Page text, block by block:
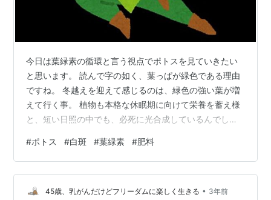
今日は葉緑素の循環と言う視点でポトスを見ていきたい
と思います。 読んで字の如く、葉っぱが緑色である理由
ですね。 冬越えを迎えて感じるのは、緑色の強い葉が増
えて行く事。 植物も本格な休眠期に向けて栄養を蓄え様
と、短い日照の中でも、必死に光合成しているんでしょ
で、コントラストがあまり美しくないと言いましょう
か？ 誠に人間の勝手都合で申し訳ないと思うところはあ
りますが、緑色の濃いところがガッツリと剪定しまして
美しくなった様に思います。 若株のライム。まだ、清々
#ポトス #白斑 #葉緑素 #肥料
45歳、乳がんだけどフリーダムに楽しく生きる • 3年前